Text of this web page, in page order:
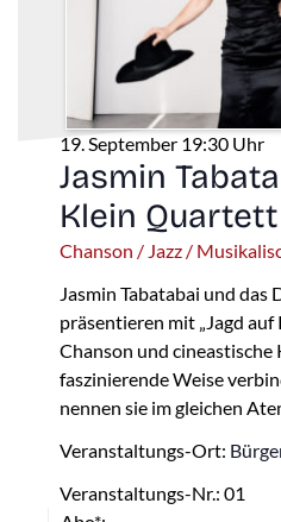
19. September 19:30 Uhr
Jasmin
Klein Quartett
Chanson / Jazz /
Jasmin Tabatabai und
präsentieren mit „Jagd auf
Chanson und cineastische
faszinierende Weise
nennen sie im gleichen
Veranstaltungs-Ort:
Veranstaltungs-Nr.: 01